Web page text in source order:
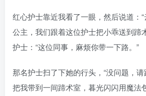
红心护士靠近我看了一眼，然后说道：
公主，我们跟着这位护士把小乖送到蹄
护士：“这位同事，麻烦你带一下路。”
那名护士扫了下她的行头，“没问题，
把我带到一间蹄术室，暮光闪闪用魔法